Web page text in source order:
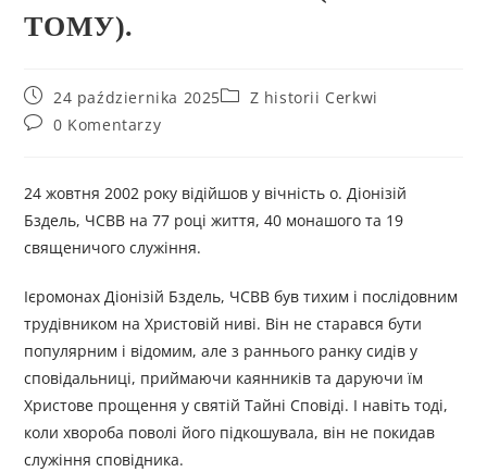
ТОМУ).
24 października 2025
Z historii Cerkwi
0 Komentarzy
24 жовтня 2002 року відійшов у вічність о. Діонізій
Бздель, ЧСВВ на 77 році життя, 40 монашого та 19
священичого служіння.
Ієромонах Діонізій Бздель, ЧСВВ був тихим і послідовним
трудівником на Христовій ниві. Він не старався бути
популярним і відомим, але з раннього ранку сидів у
сповідальниці, приймаючи каянників та даруючи їм
Христове прощення у святій Тайні Сповіді. І навіть тоді,
коли хвороба поволі його підкошувала, він не покидав
служіння сповідника.